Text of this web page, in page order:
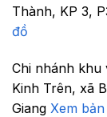
Thành, KP 3,
đồ
Chi nhánh khu
Kinh Trên, xã
Giang Xem